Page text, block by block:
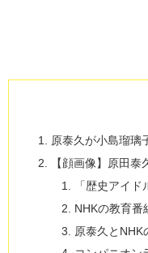
原泰久が小島瑠璃
【顔画像】原田
「歴史アイド
NHKの教育番
原泰久とNHK